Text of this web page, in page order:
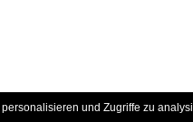
und Zugriffe zu